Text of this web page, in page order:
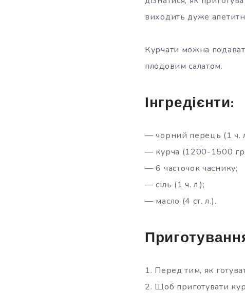
виходить дуже
Курчати можна
плодовим салатом.
Інгредієнти:
— чорний перець (1 ч.
— курча (1200-1500
— 6 часточок часнику;
— сіль (1 ч. л.);
— масло (4 ст. л.).
1. Перед тим, як
2. Щоб приготувати